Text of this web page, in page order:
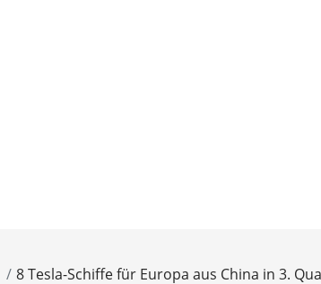
8 Tesla-Schiffe für Europa aus China in 3.